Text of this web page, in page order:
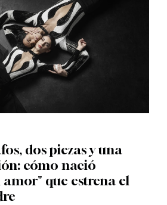
dos piezas y una
cómo nació
que estrena el